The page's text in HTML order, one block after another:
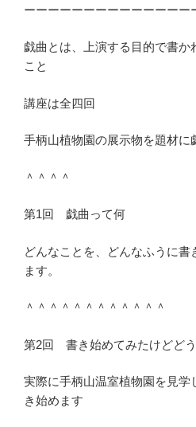
ーーーーーーーーーーーーーー
戯曲とは、上演する目的で書か
こと
講座は全四回
手柄山植物園の展示物を題材に
＾＾＾＾
第1回 戯曲って何
どんなことを、どんなふうに書
ます。
＾＾＾＾＾＾＾＾＾＾＾＾
第2回 書き始めてみたけどどう
実際に手柄山温室植物園を見学
き始めます